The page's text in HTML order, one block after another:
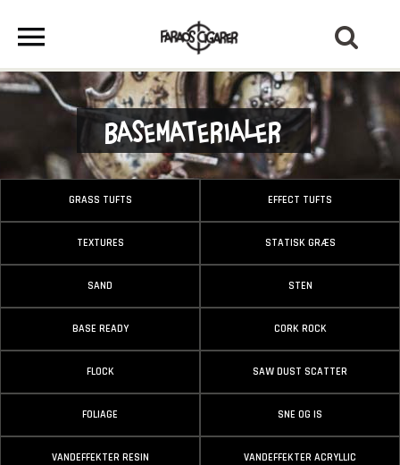
Basematerialer
GRASS TUFTS EFFECT TUFTS
TEXTURES STATISK GRÆS
SAND STEN
BASE READY CORK ROCK
FLOCK SAW DUST SCATTER
FOLIAGE SNE OG IS
VANDEFFEKTER RESIN VANDEFFEKTER ACRYLLIC